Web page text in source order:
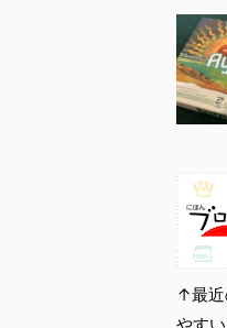
↑最近